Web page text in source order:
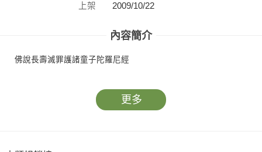
上架
2009/10/22
內容簡介
佛說長壽滅罪護諸童子陀羅尼經
更多